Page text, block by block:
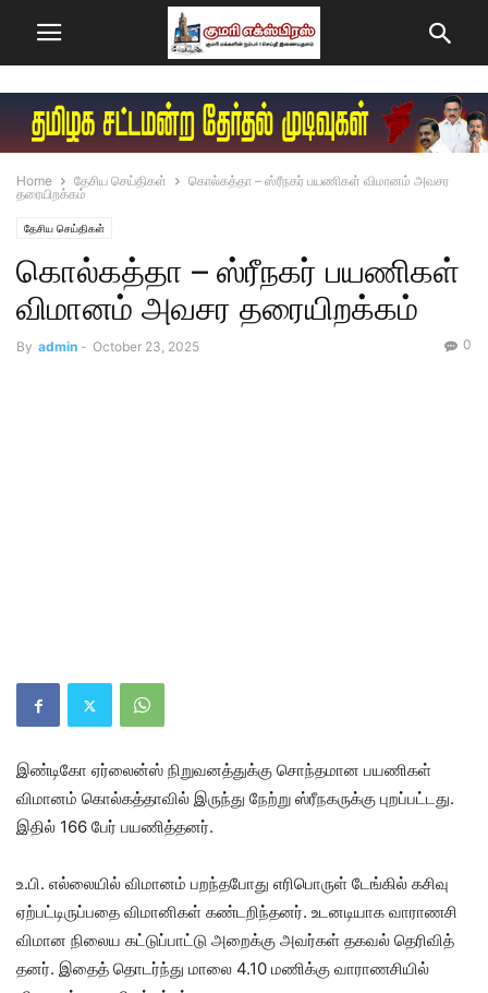
Home தேசிய செய்திகள்
கொல்கத்தா – ஸ்ரீநகர் பயணிகள் விமானம் அவசர
தரையிறக்கம்
தேசிய செய்திகள்
கொல்கத்தா – ஸ்ரீநகர் பயணிகள்
விமானம் அவசர தரையிறக்கம்
By admin - October 23, 2025 0
இண்​டிகோ ஏர்​லைன்ஸ் நிறு​வனத்​துக்கு சொந்​த​மான பயணி​கள்
விமானம் கொல்​கத்​தா​வில் இருந்து நேற்று ஸ்ரீநகருக்கு புறப்​பட்​டது.
இ​தில் 166 பேர் பயணித்​தனர்.
உ.பி. எல்​லை​யில் விமானம் பறந்​த​போது எரிபொருள் டேங்​கில் கசிவு
ஏற்​பட்​டிருப்​பதை விமானிகள் கண்​டறிந்தனர். உடனடி​யாக வாராணசி
விமான நிலைய கட்​டுப்பாட்டு அறைக்கு அவர்கள் தகவல் தெரி​வித்​
தனர். இதைத் தொடர்ந்து மாலை 4.10 மணிக்கு வாராணசியில்